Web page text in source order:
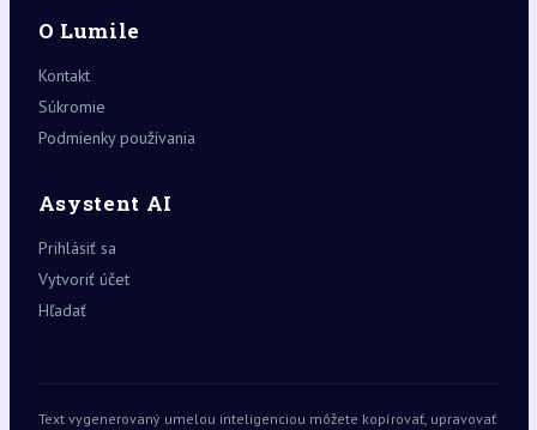
O Lumile
Kontakt
Súkromie
Podmienky používania
Asystent AI
Prihlásiť sa
Vytvoriť účet
Hľadať
Text vygenerovaný umelou inteligenciou môžete kopírovať, upravovať